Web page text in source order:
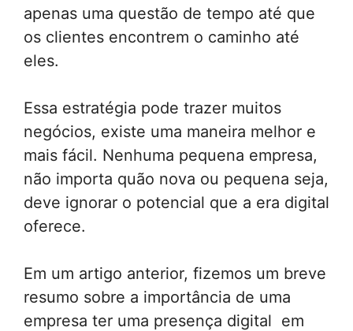
apenas uma questão de tempo até que
os clientes encontrem o caminho até
eles.
Essa estratégia pode trazer muitos
negócios, existe uma maneira melhor e
mais fácil. Nenhuma pequena empresa,
não importa quão nova ou pequena seja,
deve ignorar o potencial que a era digital
oferece.
Em um artigo anterior, fizemos um breve
resumo sobre a importância de uma
empresa ter uma presença digital em